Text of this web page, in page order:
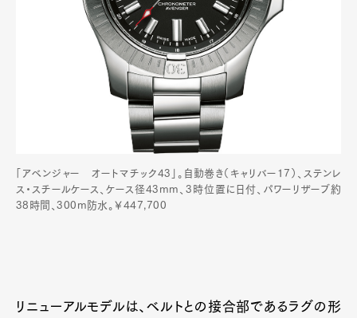
Pen Membership
Magazine
Official Columnist
About
Contact
Pen Meet
Pen international Pen tw
「アベンジャー オートマチック43」。自動巻き（キャリバー17）、ステンレ
ス・スチールケース、ケース径43mm、3時位置に日付、パワーリザーブ約
38時間、300m防水。￥447,700
リニューアルモデルは、ベルトとの接合部であるラグの形